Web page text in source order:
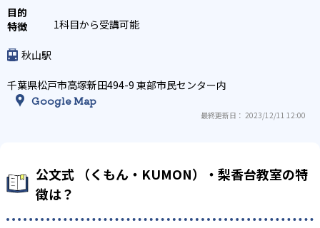
1科目から受講可能
秋山駅
千葉県松戸市高塚新田494-9 東部市民センター内
Google Map
最終更新日： 2023/12/11 12:00
公文式 （くもん・KUMON）・梨香台教室の特
徴は？